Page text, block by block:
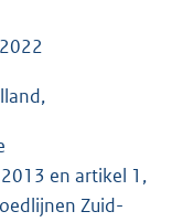
en artikel 1,
Zuid-